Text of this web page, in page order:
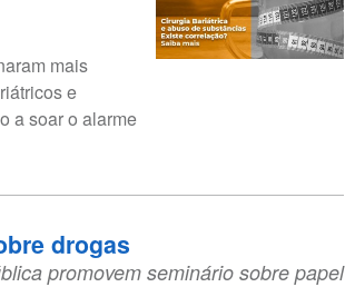
mais
e
a soar o alarme
drogas
promovem seminário sobre papel